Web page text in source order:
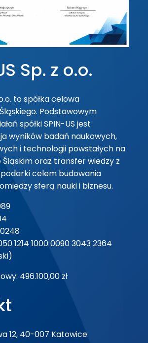
Sp. z o.o.
to spółka celowa
Podstawowym
spółki SPIN-US jest
wyników badań naukowych,
i technologii powstałych na
oraz transfer wiedzy z
celem budowania
sferą nauki i biznesu.
1214 1000 0090 3043 2364
496.100,00 zł
12, 40-007 Katowice